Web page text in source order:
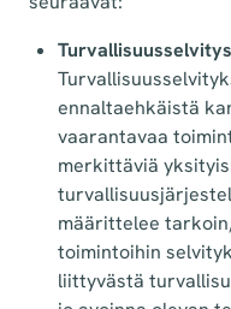
ennaltaehkäistä
vaarantavaa
merkittäviä
määrittelee
toimintoihin
liittyvästä